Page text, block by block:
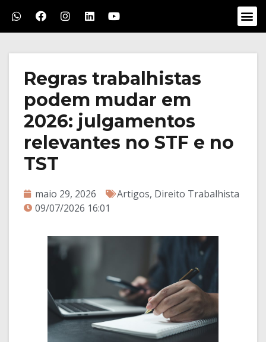
Regras trabalhistas
podem mudar em
2026: julgamentos
relevantes no STF e no
TST
maio 29, 2026 Artigos, Direito Trabalhista
09/07/2026 16:01